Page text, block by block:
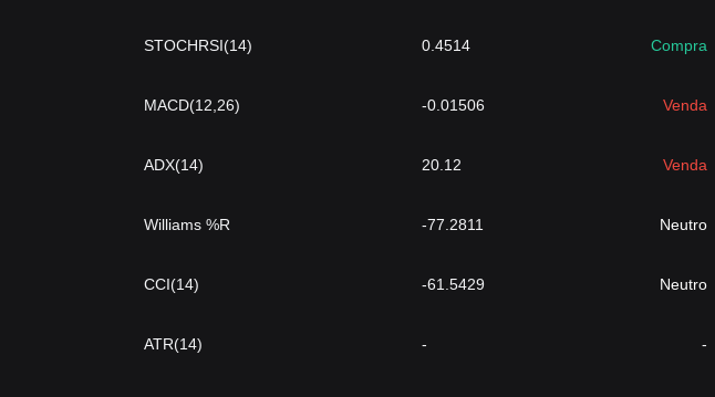
STOCHRSI(14) 0.4514 Compra
MACD(12,26) -0.01506 Venda
ADX(14) 20.12 Venda
Williams %R -77.2811 Neutro
CCI(14) -61.5429 Neutro
ATR(14) - -